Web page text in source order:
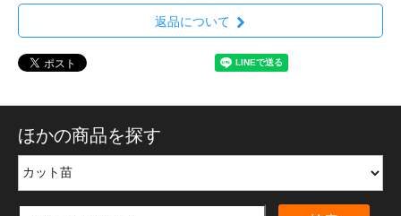
返品について
ほかの商品を探す